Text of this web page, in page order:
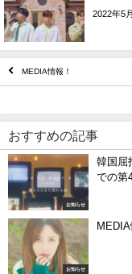
2022年5
MEDIA情報！
おすすめの記事
お知らせ
韓国屈
での第
お知らせ
MEDIA